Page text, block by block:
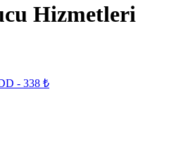
Hizmetleri
- 338 ₺